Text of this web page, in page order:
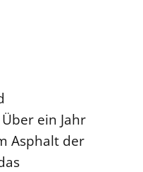
ein Jahr
Asphalt der